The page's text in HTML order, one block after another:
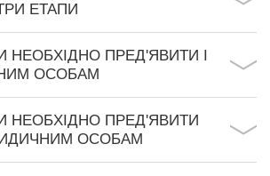
ЕТАПИ
НЕОБХІДНО ПРЕД'ЯВИТИ І
ОСОБАМ
НЕОБХІДНО ПРЕД'ЯВИТИ
ОСОБАМ